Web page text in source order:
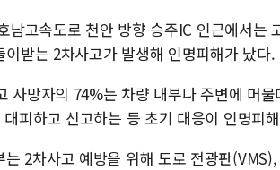
남고속도로 천안 방향 승주IC 인근에서는
받는 2차사고가 발생해 인명피해가 났다.
사망자의 74%는 차량 내부나 주변에 머
피하고 신고하는 등 초기 대응이 인명피
2차사고 예방을 위해 도로 전광판